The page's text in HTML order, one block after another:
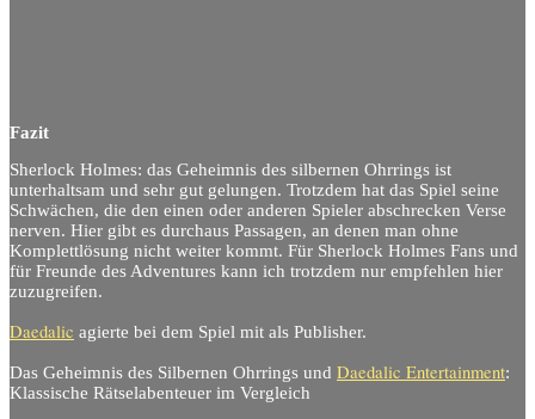
Fazit
Sherlock Holmes: das Geheimnis des silbernen Ohrrings ist
unterhaltsam und sehr gut gelungen. Trotzdem hat das Spiel seine
Schwächen, die den einen oder anderen Spieler abschrecken Verse
nerven. Hier gibt es durchaus Passagen, an denen man ohne
Komplettlösung nicht weiter kommt. Für Sherlock Holmes Fans und
für Freunde des Adventures kann ich trotzdem nur empfehlen hier
zuzugreifen.
Daedalic agierte bei dem Spiel mit als Publisher.
Das Geheimnis des Silbernen Ohrrings und Daedalic Entertainment:
Klassische Rätselabenteuer im Vergleich